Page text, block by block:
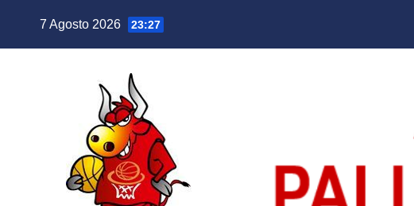
7 Agosto 2026 23:27